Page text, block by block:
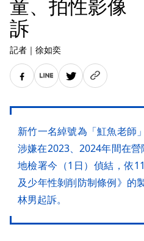
童、拍性影像
訴
記者 ｜ 徐如奕
新竹一名綽號為「魟魚老師
涉嫌在2023、2024年間在
地檢署今（1日）偵結，依
及少年性剝削防制條例》的
林男起訴。